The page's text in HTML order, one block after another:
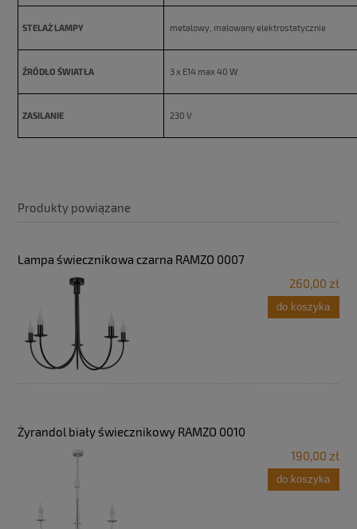
STELAŻ LAMPY metalowy, malowany elektrostatycznie
ŹRÓDŁO ŚWIATŁA 3 x E14 max 40 W
ZASILANIE 230 V
Produkty powiązane
Lampa świecznikowa czarna RAMZO 0007
260,00 zł
do koszyka
Żyrandol biały świecznikowy RAMZO 0010
190,00 zł
do koszyka